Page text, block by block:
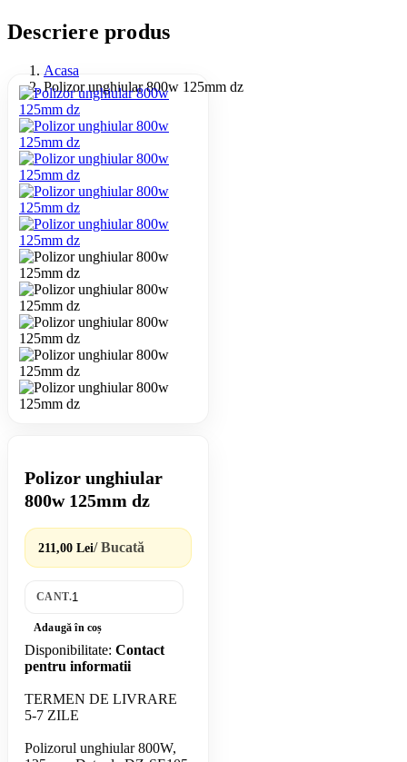
Descriere produs
Acasa
Polizor unghiular 800w 125mm dz
Polizor unghiular
800w 125mm dz
211,00 Lei/ Bucată
CANT.
Adaugă în coș
Disponibilitate: Contact
pentru informatii
TERMEN DE LIVRARE
5-7 ZILE
Polizorul unghiular 800W,